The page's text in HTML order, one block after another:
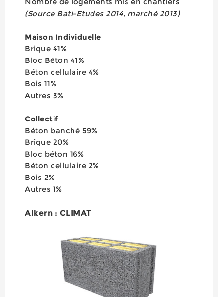
(Source Bati-Etudes 2014, marché 2013)
Maison Individuelle
Brique 41%
Bloc Béton 41%
Béton cellulaire 4%
Bois 11%
Autres 3%
Collectif
Béton banché 59%
Brique 20%
Bloc béton 16%
Béton cellulaire 2%
Bois 2%
Autres 1%
Alkern : CLIMAT